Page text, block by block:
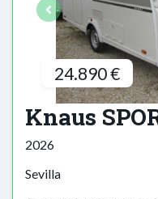
24.890 €
Knaus
2026
Sevilla